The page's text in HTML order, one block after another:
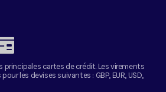
cartes de crédit. Les virements
les devises suivantes : GBP, EUR, USD,